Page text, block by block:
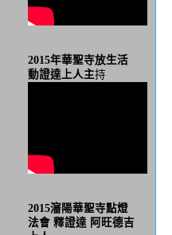
2015年華聖寺放生活
動證達上人主持
2015瀋陽華聖寺點燈
法會 釋證達 阿旺德吉